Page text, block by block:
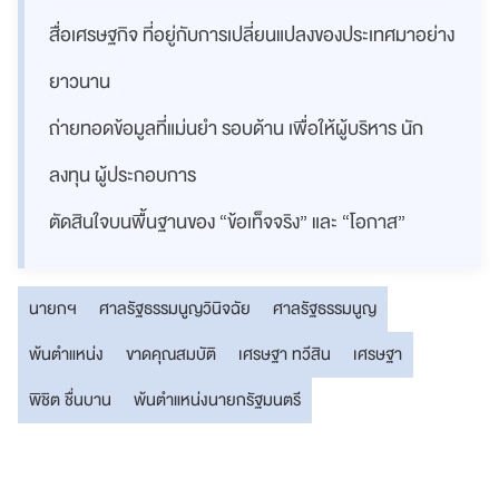
สื่อเศรษฐกิจ ที่อยู่กับการเปลี่ยนแปลงของประเทศมาอย่าง
ยาวนาน
ถ่ายทอดข้อมูลที่แม่นยำ รอบด้าน เพื่อให้ผู้บริหาร นัก
ลงทุน ผู้ประกอบการ
ตัดสินใจบนพื้นฐานของ “ข้อเท็จจริง” และ “โอกาส”
นายกฯ ศาลรัฐธรรมนูญวินิจฉัย
ศาลรัฐธรรมนูญ
พ้นตำแหน่ง
ขาดคุณสมบัติ เศรษฐา ทวีสิน
เศรษฐา
พิชิต ชื่นบาน
พ้นตำแหน่งนายกรัฐมนตรี